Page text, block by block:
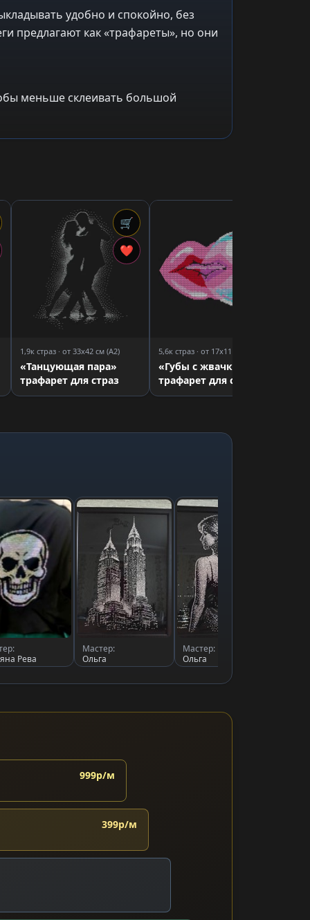
удобно и спокойно, без
предлагают как «трафареты», но они
меньше склеивать большой
🛒
❤
1,9к страз · от 33x42 см (A2)
«Танцующая пара»
трафарет для страз
5,6к страз · от 17x11 см (A5)
«Губы с жвачкой»
трафарет для страз
Рева
Мастер:
Ольга
Мастер:
Ольга
999р/м
399р/м